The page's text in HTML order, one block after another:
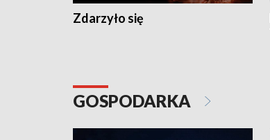
Zdarzyło się
GOSPODARKA